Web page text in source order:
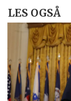
LES OGSÅ